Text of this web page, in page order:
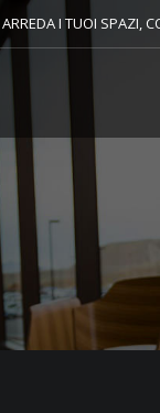
I TUOI SPAZI,